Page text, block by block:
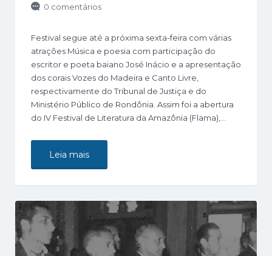
0 comentários
Festival segue até a próxima sexta-feira com várias
atrações Música e poesia com participação do
escritor e poeta baiano José Inácio e a apresentação
dos corais Vozes do Madeira e Canto Livre,
respectivamente do Tribunal de Justiça e do
Ministério Público de Rondônia. Assim foi a abertura
do IV Festival de Literatura da Amazônia (Flama),…
Leia mais